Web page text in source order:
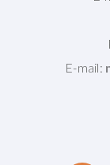
E-mail: